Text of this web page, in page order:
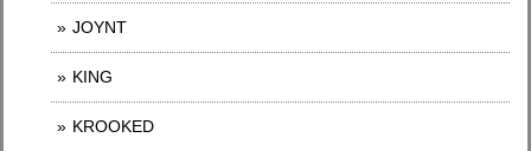
JOYNT
KING
KROOKED